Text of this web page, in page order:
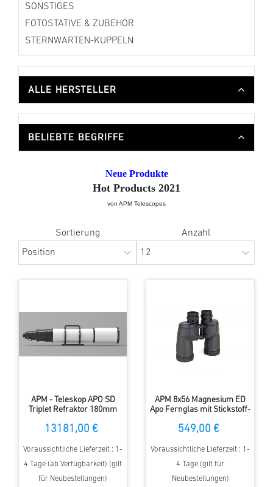
SONSTIGES
FOTOSTATIVE & ZUBEHÖR
STERNWARTEN-KUPPELN
ALLE HERSTELLER
BELIEBTE BEGRIFFE
Neue Produkte
Hot Products 2021
von APM Telescopes
Sortierung Anzahl
APM - Teleskop APO SD
Triplet Refraktor 180mm
13181,00 €
Voraussichtliche Lieferzeit : 1-
4 Tage (ab Verfügbarkeit) (gilt
für Neubestellungen)
APM 8x56 Magnesium ED
Apo Fernglas mit Stickstoff-
549,00 €
Voraussichtliche Lieferzeit : 1-
4 Tage (gilt für
Neubestellungen)